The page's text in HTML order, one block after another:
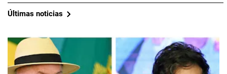
Últimas noticias